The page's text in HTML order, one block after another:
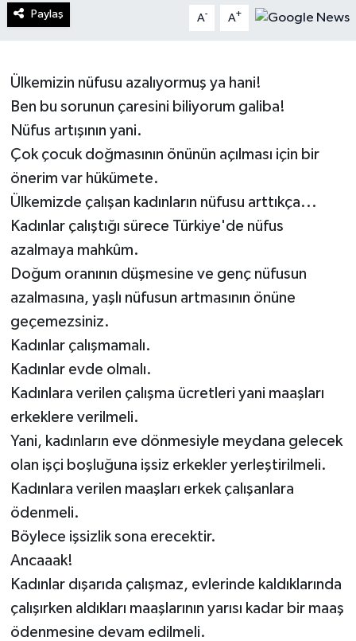
Paylaş A- A+
Ülkemizin nüfusu azalıyormuş ya hani!
Ben bu sorunun çaresini biliyorum galiba!
Nüfus artışının yani.
Çok çocuk doğmasının önünün açılması için bir
önerim var hükümete.
Ülkemizde çalışan kadınların nüfusu arttıkça...
Kadınlar çalıştığı sürece Türkiye'de nüfus
azalmaya mahkûm.
Doğum oranının düşmesine ve genç nüfusun
azalmasına, yaşlı nüfusun artmasının önüne
geçemezsiniz.
Kadınlar çalışmamalı.
Kadınlar evde olmalı.
Kadınlara verilen çalışma ücretleri yani maaşları
erkeklere verilmeli.
Yani, kadınların eve dönmesiyle meydana gelecek
olan işçi boşluğuna işsiz erkekler yerleştirilmeli.
Kadınlara verilen maaşları erkek çalışanlara
ödenmeli.
Böylece işsizlik sona erecektir.
Ancaaak!
Kadınlar dışarıda çalışmaz, evlerinde kaldıklarında
çalışırken aldıkları maaşlarının yarısı kadar bir maaş
ödenmesine devam edilmeli.
Turizm
Lider Haber TV Canlı Yayın izle